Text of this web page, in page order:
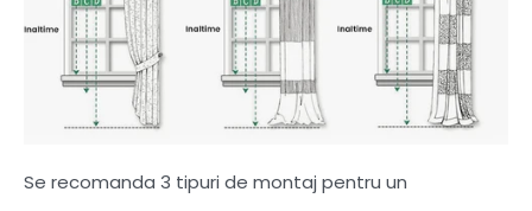
Se recomanda 3 tipuri de montaj pentru un